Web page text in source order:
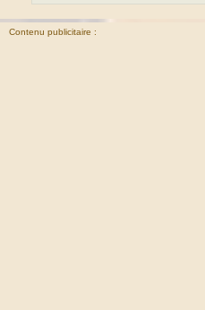
Contenu publicitaire :